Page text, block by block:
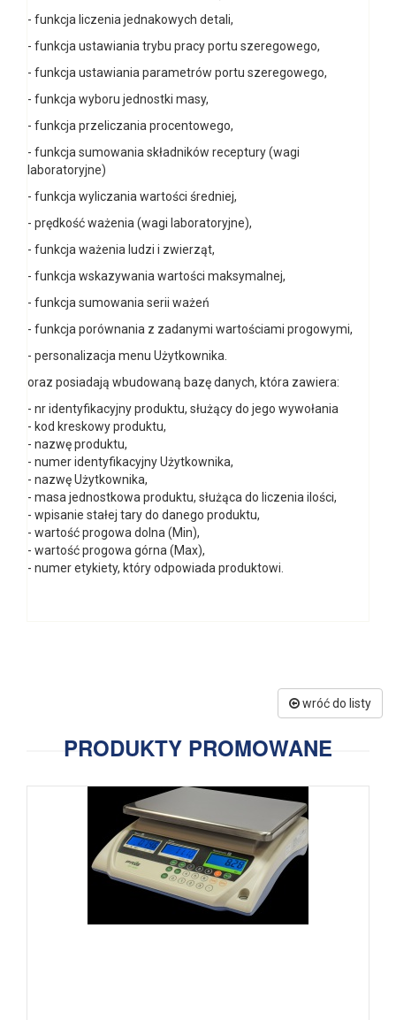
- funkcja liczenia jednakowych detali,
- funkcja ustawiania trybu pracy portu szeregowego,
- funkcja ustawiania parametrów portu szeregowego,
- funkcja wyboru jednostki masy,
- funkcja przeliczania procentowego,
- funkcja sumowania składników receptury (wagi
laboratoryjne)
- funkcja wyliczania wartości średniej,
- prędkość ważenia (wagi laboratoryjne),
- funkcja ważenia ludzi i zwierząt,
- funkcja wskazywania wartości maksymalnej,
- funkcja sumowania serii ważeń
- funkcja porównania z zadanymi wartościami progowymi,
- personalizacja menu Użytkownika.
oraz posiadają wbudowaną bazę danych, która zawiera:
- nr identyfikacyjny produktu, służący do jego wywołania
- kod kreskowy produktu,
- nazwę produktu,
- numer identyfikacyjny Użytkownika,
- nazwę Użytkownika,
- masa jednostkowa produktu, służąca do liczenia ilości,
- wpisanie stałej tary do danego produktu,
- wartość progowa dolna (Min),
- wartość progowa górna (Max),
- numer etykiety, który odpowiada produktowi.
wróć do listy
PRODUKTY PROMOWANE